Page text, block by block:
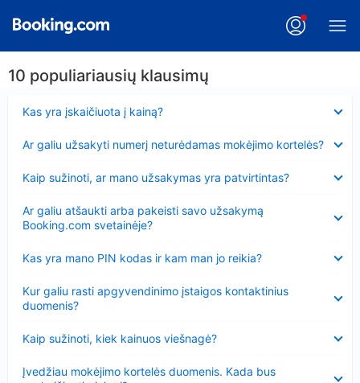
10 populiariausių klausimų
Kas yra įskaičiuota į kainą?
Ar galiu užsakyti numerį neturėdamas mokėjimo kortelės?
Kaip sužinoti, ar mano užsakymas yra patvirtintas?
Ar galiu atšaukti arba pakeisti savo užsakymą
Booking.com svetainėje?
Kas yra mano PIN kodas ir kam man jo reikia?
Kur galiu rasti apgyvendinimo įstaigos kontaktinius
duomenis?
Kaip sužinoti, kiek kainuos viešnagė?
Įvedžiau mokėjimo kortelės duomenis. Kada bus